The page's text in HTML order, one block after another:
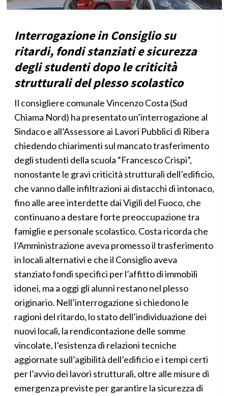
Interrogazione in Consiglio su
ritardi, fondi stanziati e sicurezza
degli studenti dopo le criticità
strutturali del plesso scolastico
Il consigliere comunale Vincenzo Costa (Sud
Chiama Nord) ha presentato un’interrogazione al
Sindaco e all’Assessore ai Lavori Pubblici di Ribera
chiedendo chiarimenti sul mancato trasferimento
degli studenti della scuola “Francesco Crispi”,
nonostante le gravi criticità strutturali dell’edificio,
che vanno dalle infiltrazioni ai distacchi di intonaco,
fino alle aree interdette dai Vigili del Fuoco, che
continuano a destare forte preoccupazione tra
famiglie e personale scolastico. Costa ricorda che
l’Amministrazione aveva promesso il trasferimento
in locali alternativi e che il Consiglio aveva
stanziato fondi specifici per l’affitto di immobili
idonei, ma a oggi gli alunni restano nel plesso
originario. Nell’interrogazione si chiedono le
ragioni del ritardo, lo stato dell’individuazione dei
nuovi locali, la rendicontazione delle somme
vincolate, l’esistenza di relazioni tecniche
aggiornate sull’agibilità dell’edificio e i tempi certi
per l’avvio dei lavori strutturali, oltre alle misure di
emergenza previste per garantire la sicurezza di